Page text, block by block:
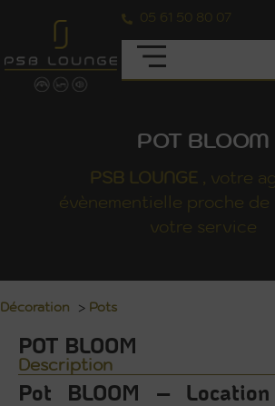
05 61 50 80 07
POT BLOOM
PSB LOUNGE, votre
évènementielle proche de
votre service
Décoration > Pots
POT BLOOM
Description
Pot BLOOM –